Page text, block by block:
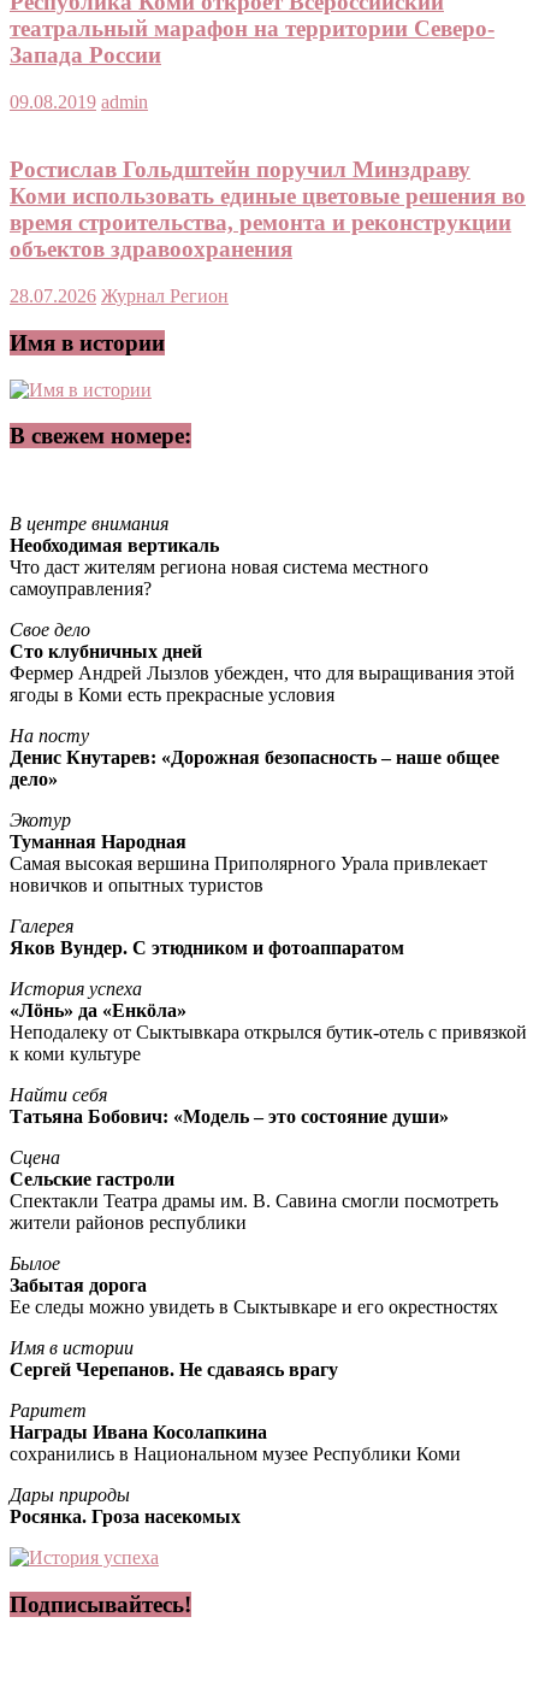
театральный марафон на территории Северо-
Запада России
09.08.2019 admin
Ростислав Гольдштейн поручил Минздраву
Коми использовать единые цветовые решения во
время строительства, ремонта и реконструкции
объектов здравоохранения
28.07.2026 Журнал Регион
Имя в истории
В свежем номере:
В центре внимания
Необходимая вертикаль
Что даст жителям региона новая система местного
самоуправления?
Свое дело
Сто клубничных дней
Фермер Андрей Лызлов убежден, что для выращивания этой
ягоды в Коми есть прекрасные условия
На посту
Денис Кнутарев: «Дорожная безопасность – наше общее
дело»
Экотур
Туманная Народная
Самая высокая вершина Приполярного Урала привлекает
новичков и опытных туристов
Галерея
Яков Вундер. С этюдником и фотоаппаратом
История успеха
«Лöнь» да «Енкöла»
Неподалеку от Сыктывкара открылся бутик-отель с привязкой
к коми культуре
Найти себя
Татьяна Бобович: «Модель – это состояние души»
Сцена
Сельские гастроли
Спектакли Театра драмы им. В. Савина смогли посмотреть
жители районов республики
Былое
Забытая дорога
Ее следы можно увидеть в Сыктывкаре и его окрестностях
Имя в истории
Сергей Черепанов. Не сдаваясь врагу
Раритет
Награды Ивана Косолапкина
сохранились в Национальном музее Республики Коми
Дары природы
Росянка. Гроза насекомых
Подписывайтесь!